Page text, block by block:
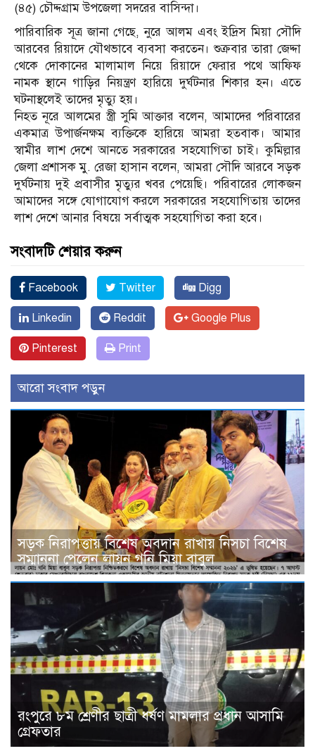
(৪৫) চৌদ্দগ্রাম উপজেলা সদরের বাসিন্দা।
পারিবারিক সূত্র জানা গেছে, নুরে আলম এবং ইদ্রিস মিয়া সৌদি
আরবের রিয়াদে যৌথভাবে ব্যবসা করতেন। শুক্রবার তারা জেদ্দা
থেকে দোকানের মালামাল নিয়ে রিয়াদে ফেরার পথে আফিফ
নামক স্থানে গাড়ির নিয়ন্ত্রণ হারিয়ে দুর্ঘটনার শিকার হন। এতে
ঘটনাস্থলেই তাদের মৃত্যু হয়।
নিহত নূরে আলমের স্ত্রী সুমি আক্তার বলেন, আমাদের পরিবারের
একমাত্র উপার্জনক্ষম ব্যক্তিকে হারিয়ে আমরা হতবাক। আমার
স্বামীর লাশ দেশে আনতে সরকারের সহযোগিতা চাই। কুমিল্লার
জেলা প্রশাসক মু. রেজা হাসান বলেন, আমরা সৌদি আরবে সড়ক
দুর্ঘটনায় দুই প্রবাসীর মৃত্যুর খবর পেয়েছি। পরিবারের লোকজন
আমাদের সঙ্গে যোগাযোগ করলে সরকারের সহযোগিতায় তাদের
লাশ দেশে আনার বিষয়ে সর্বাত্মক সহযোগিতা করা হবে।
সংবাদটি শেয়ার করুন
Facebook Twitter Digg
Linkedin Reddit Google Plus
Pinterest Print
আরো সংবাদ পড়ুন
সড়ক নিরাপত্তায় বিশেষ অবদান রাখায় নিসচা বিশেষ
সম্মাননা পেলেন লায়ন গনি মিয়া বাবুল
রংপুরে ৮ম শ্রেণীর ছাত্রী ধর্ষণ মামলার প্রধান আসামি
গ্রেফতার